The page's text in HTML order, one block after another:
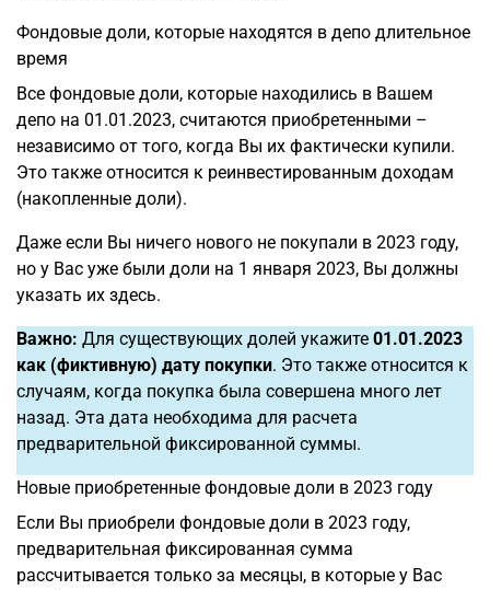
Фондовые доли, которые находятся в депо длительное
время
Все фондовые доли, которые находились в Вашем
депо на 01.01.2023, считаются приобретенными –
независимо от того, когда Вы их фактически купили.
Это также относится к реинвестированным доходам
(накопленные доли).
Даже если Вы ничего нового не покупали в 2023 году,
но у Вас уже были доли на 1 января 2023, Вы должны
указать их здесь.
Важно: Для существующих долей укажите 01.01.2023
как (фиктивную) дату покупки. Это также относится к
случаям, когда покупка была совершена много лет
назад. Эта дата необходима для расчета
предварительной фиксированной суммы.
Новые приобретенные фондовые доли в 2023 году
Если Вы приобрели фондовые доли в 2023 году,
предварительная фиксированная сумма
рассчитывается только за месяцы, в которые у Вас